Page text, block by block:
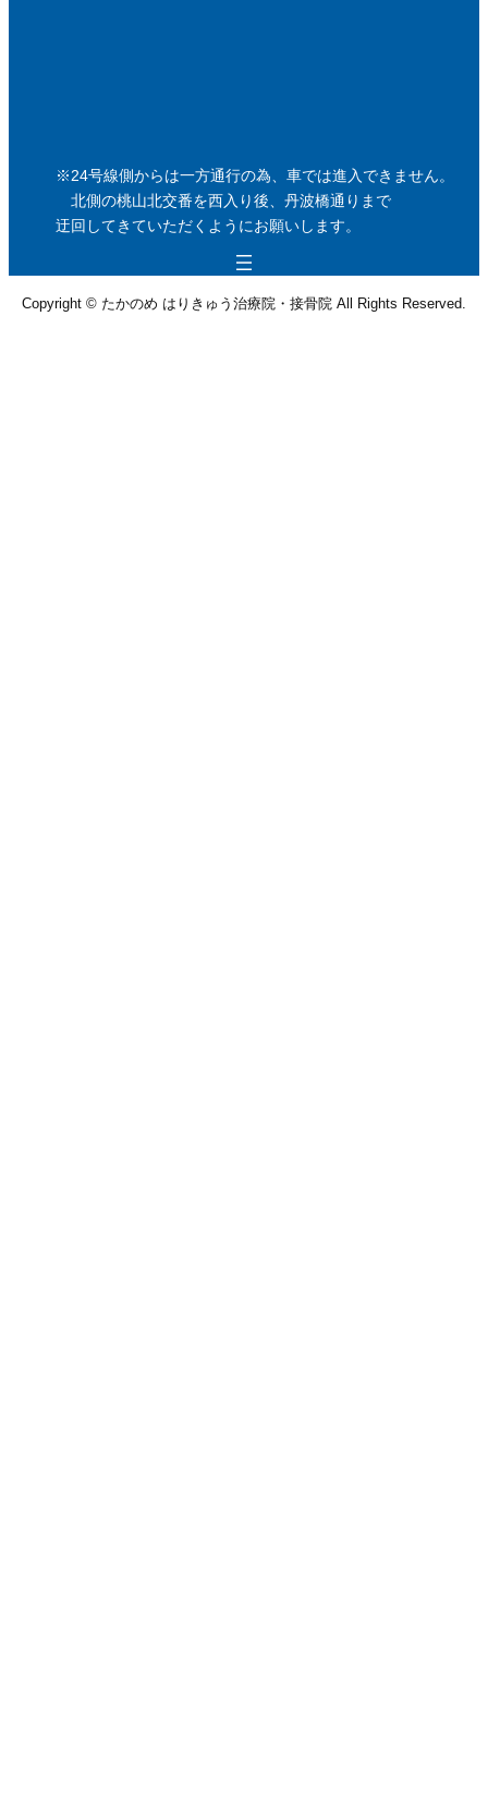
※24号線側からは一方通行の為、車では進入できません。
北側の桃山北交番を西入り後、丹波橋通りまで
迂回してきていただくようにお願いします。
Copyright © たかのめ はりきゅう治療院・接骨院 All Rights Reserved.